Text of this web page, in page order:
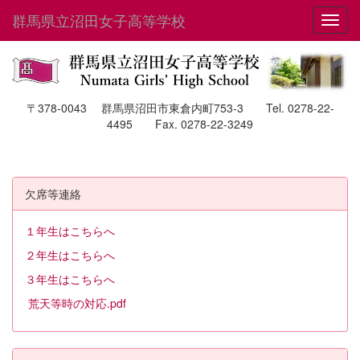
群馬県立沼田女子高等学校
〒378-0043 群馬県沼田市東倉内町753-3 Tel. 0278-22-
4495 Fax. 0278-22-3249
欠席等連絡
１年生はこちらへ
２年生はこちらへ
３年生はこちらへ
荒天等時の対応.pdf